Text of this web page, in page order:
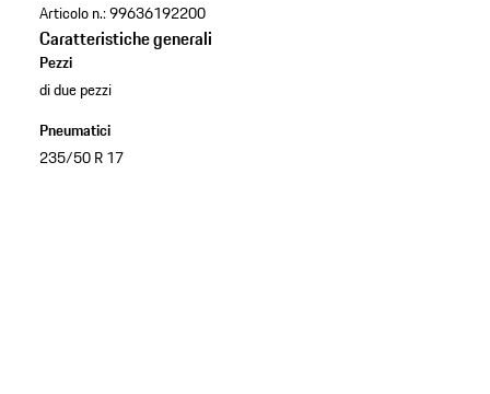
Articolo n.:99636192200
Caratteristiche generali
Pezzi
di due pezzi
Pneumatici
235/50 R 17